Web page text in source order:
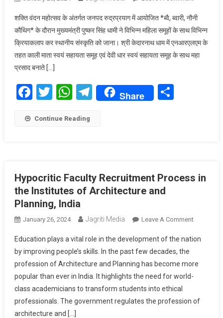
समूहों
ने
केदारनाथ
यात्रा
कारोबार
शक्ति वंदन महोत्सव के अंतर्गत जनपद रुद्रप्रयाग में आयोजित *ब्वै, ब्वारी, नौनी
कौथिग* के दौरान मुख्यमंत्री पुष्कर सिंह धामी ने विभिन्न महिला समूहों के साथ विभिन्न
क्रियाकलाप कर स्थानीय संस्कृति को जाना। श्री केदारनाथ धाम में एनआरएलएम के
तहत काली माता स्वयं सहायता समूह एवं देवी धार स्वयं सहायता समूह के साथ महा
प्रसाद बनाते […]
Facebook
Twitter
WhatsApp
Telegram
Share Share
Continue Reading
Hypocritic Faculty Recruitment Process in
the Institutes of Architecture and
Planning, India
January 26, 2024 Jagriti Media Leave A CommentOn
Faculty
Process
In
Institutes
Education plays a vital role in the development of the nation
by improving people’s skills. In the past few decades, the
profession of Architecture and Planning has become more
popular than ever in India. It highlights the need for world-
class academicians to transform students into ethical
professionals. The government regulates the profession of
architecture and […]